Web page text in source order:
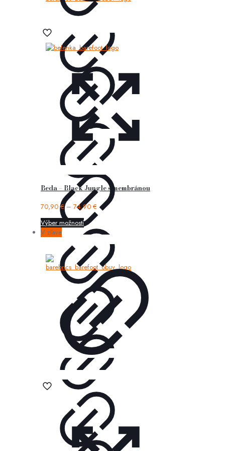
Beda – Black Jungle s membránou
70,90€– 74,90 €
Výber možností
V zľave